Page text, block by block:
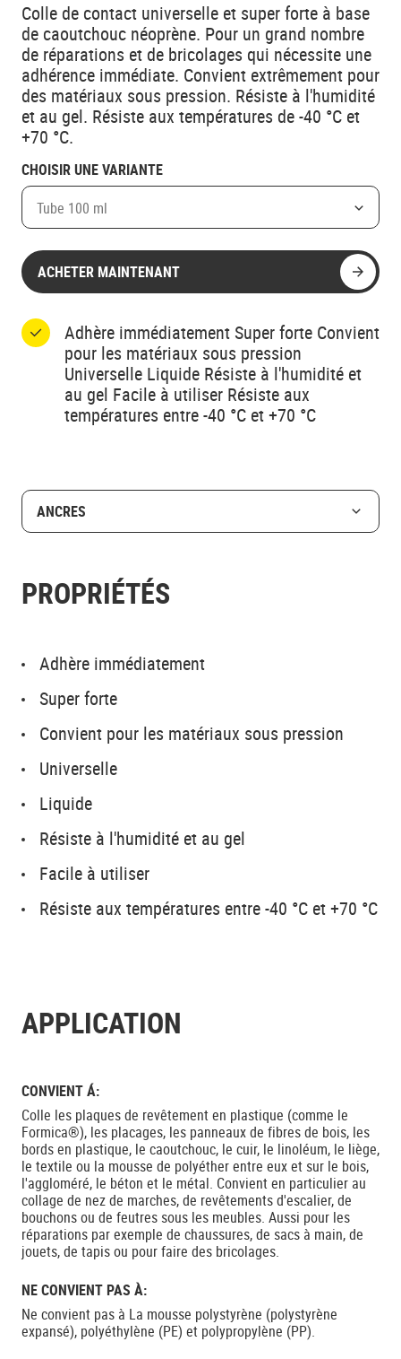
Colle de contact universelle et super forte à base
de caoutchouc néoprène. Pour un grand nombre
de réparations et de bricolages qui nécessite une
adhérence immédiate. Convient extrêmement pour
des matériaux sous pression. Résiste à l'humidité
et au gel. Résiste aux températures de -40 °C et
+70 °C.
CHOISIR UNE VARIANTE
Tube 100 ml
ACHETER MAINTENANT
Adhère immédiatement Super forte Convient
pour les matériaux sous pression
Universelle Liquide Résiste à l'humidité et
au gel Facile à utiliser Résiste aux
températures entre -40 °C et +70 °C
ANCRES
PROPRIÉTÉS
Adhère immédiatement
Super forte
Convient pour les matériaux sous pression
Universelle
Liquide
Résiste à l'humidité et au gel
Facile à utiliser
Résiste aux températures entre -40 °C et +70 °C
APPLICATION
CONVIENT Á:
Colle les plaques de revêtement en plastique (comme le
Formica®), les placages, les panneaux de fibres de bois, les
bords en plastique, le caoutchouc, le cuir, le linoléum, le liège,
le textile ou la mousse de polyéther entre eux et sur le bois,
l'aggloméré, le béton et le métal. Convient en particulier au
collage de nez de marches, de revêtements d'escalier, de
bouchons ou de feutres sous les meubles. Aussi pour les
réparations par exemple de chaussures, de sacs à main, de
jouets, de tapis ou pour faire des bricolages.
NE CONVIENT PAS À:
Ne convient pas à La mousse polystyrène (polystyrène
expansé), polyéthylène (PE) et polypropylène (PP).